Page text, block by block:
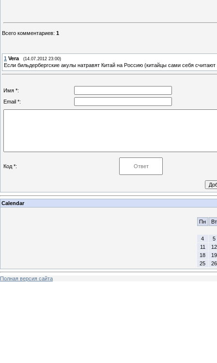
Всего комментариев: 1
1 Vera (14.07.2012 23:00)
Если бильдербергские акулы натравят Китай на Россию (китайцы сами себя
Имя *:
Email *:
Код *:
Calendar
Пн Вт
4
5
11
12
18
19
25
26
Полная версия сайта